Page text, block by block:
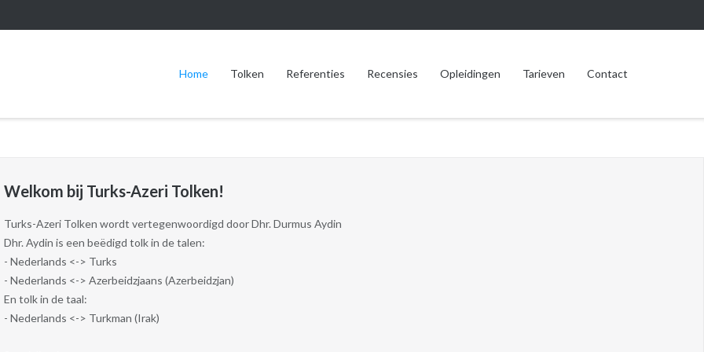
Home Tolken Referenties Recensies Opleidingen Tarieven Contact
Welkom bij Turks-Azeri Tolken!
Turks-Azeri Tolken wordt vertegenwoordigd door Dhr. Durmus Aydin
Dhr. Aydin is een beëdigd tolk in de talen:
- Nederlands <-> Turks
- Nederlands <-> Azerbeidzjaans (Azerbeidzjan)
En tolk in de taal:
- Nederlands <-> Turkman (Irak)